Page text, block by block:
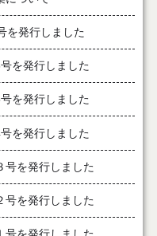
を発行しました
を発行しました
を発行しました
を発行しました
号を発行しました
号を発行しました